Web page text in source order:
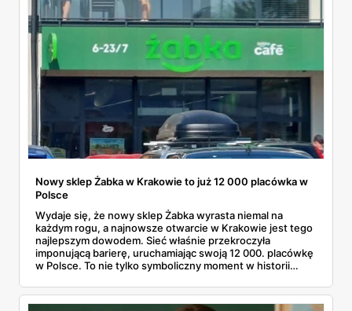
Nowy sklep Żabka w Krakowie to już 12 000 placówka w
Polsce
Wydaje się, że nowy sklep Żabka wyrasta niemal na
każdym rogu, a najnowsze otwarcie w Krakowie jest tego
najlepszym dowodem. Sieć właśnie przekroczyła
imponującą barierę, uruchamiając swoją 12 000. placówkę
w Polsce. To nie tylko symboliczny moment w historii
franczyzobiorców – Żabka przyspiesza i planuje otwierać
ponad tysiąc sklepów rocznie. Co to oznacza w praktyce